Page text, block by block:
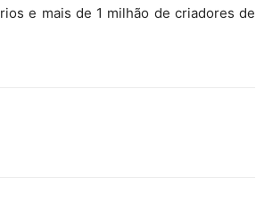
e mais de 1 milhão de criadores de